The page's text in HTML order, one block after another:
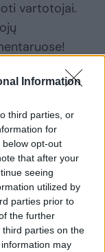
Information
third parties, or
for
opt-out
that after your
seeing
utilized by
parties prior to
the further
parties on the
may
vartotojai.